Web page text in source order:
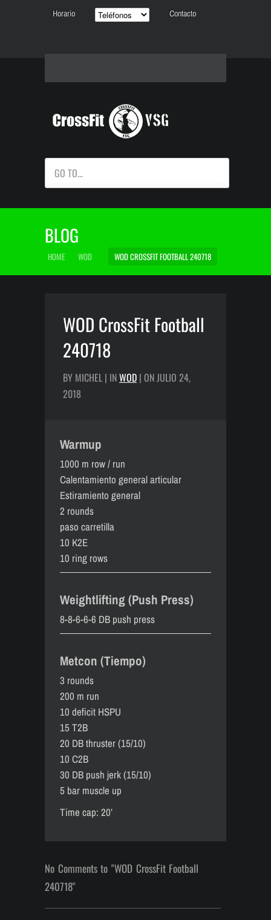
Horario Contacto
GO TO...
BLOG
HOME WOD WOD CROSSFIT FOOTBALL 240718
WOD CrossFit Football
240718
BY MICHEL | INWOD | ON JULIO 24,
2018
Warmup
1000 m row / run
Calentamiento general articular
Estiramiento general
2 rounds
paso carretilla
10 K2E
10 ring rows
Weightlifting (Push Press)
8-8-6-6-6 DB push press
Metcon (Tiempo)
3 rounds
200 m run
10 deficit HSPU
15 T2B
20 DB thruster (15/10)
10 C2B
30 DB push jerk (15/10)
5 bar muscle up
Time cap: 20’
No Comments to "WOD CrossFit Football
240718"